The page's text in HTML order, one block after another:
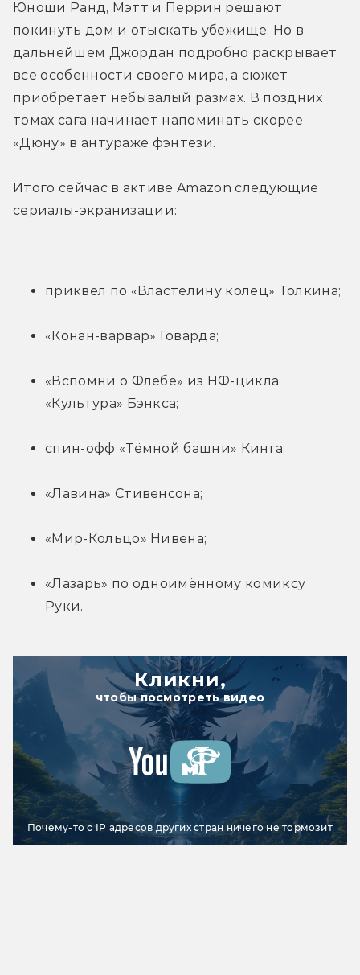
Юноши Ранд, Мэтт и Перрин решают
покинуть дом и отыскать убежище. Но в
дальнейшем Джордан подробно раскрывает
все особенности своего мира, а сюжет
приобретает небывалый размах. В поздних
томах сага начинает напоминать скорее
«Дюну» в антураже фэнтези.
Итого сейчас в активе Amazon следующие
сериалы-экранизации:
приквел по «Властелину колец» Толкина;
«Конан-варвар» Говарда;
«Вспомни о Флебе» из НФ-цикла
«Культура» Бэнкса;
спин-офф «Тёмной башни» Кинга;
«Лавина» Стивенсона;
«Мир-Кольцо» Нивена;
«Лазарь» по одноимённому комиксу
Руки.
Кликни,
чтобы посмотреть видео
Почему-то с IP адресов других стран ничего не тормозит